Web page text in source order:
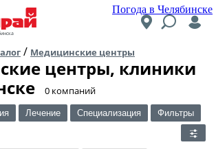
Погода в Челябинске
/ Медицинские центры
центры, клиники
​0 компаний
Лечение Специализация Фильтры